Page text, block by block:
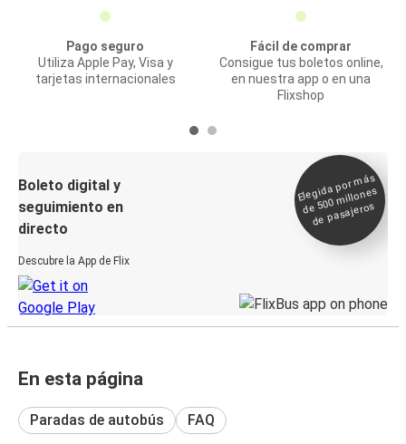
Pago seguro
Utiliza Apple Pay, Visa y
tarjetas internacionales
Fácil de comprar
Consigue tus boletos online,
en nuestra app o en una
Flixshop
Boleto digital y
seguimiento en
directo
Descubre la App de Flix
Elegida por
más
de 500
millones
de pasajeros
En esta página
Paradas de autobús FAQ